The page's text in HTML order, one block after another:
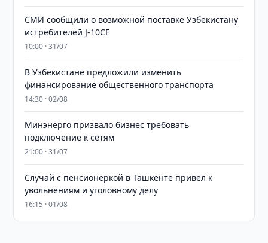
СМИ сообщили о возможной поставке Узбекистану
истребителей J-10CE
10:00 · 31/07
В Узбекистане предложили изменить
финансирование общественного транспорта
14:30 · 02/08
Минэнерго призвало бизнес требовать
подключение к сетям
21:00 · 31/07
Случай с пенсионеркой в Ташкенте привел к
увольнениям и уголовному делу
16:15 · 01/08